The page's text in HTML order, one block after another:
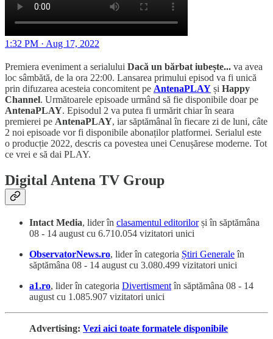
1:32 PM · Aug 17, 2022
Premiera eveniment a serialului Dacă un bărbat iubește... va avea
loc sâmbătă, de la ora 22:00. Lansarea primului episod va fi unică
prin difuzarea acesteia concomitent pe AntenaPLAY și Happy
Channel. Următoarele episoade urmând să fie disponibile doar pe
AntenaPLAY. Episodul 2 va putea fi urmărit chiar în seara
premierei pe AntenaPLAY, iar săptămânal în fiecare zi de luni, câte
2 noi episoade vor fi disponibile abonaților platformei. Serialul este
o producție 2022, descris ca povestea unei Cenușărese moderne. Tot
ce vrei e să dai PLAY.
Digital Antena TV Group
Intact Media, lider în clasamentul editorilorși în săptămâna
08 - 14 august cu 6.710.054 vizitatori unici
ObservatorNews.ro, lider în categoria Știri Generaleîn
săptămâna 08 - 14 august cu 3.080.499 vizitatori unici
a1.ro, lider în categoria Divertismentîn săptămâna 08 - 14
august cu 1.085.907 vizitatori unici
Advertising: Vezi aici toate formatele disponibile